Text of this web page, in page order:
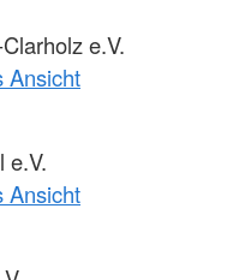
e.V.
Ansicht
e.V.
Ansicht